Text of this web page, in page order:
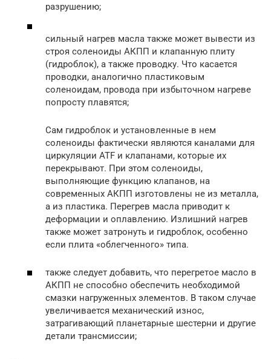
разрушению;
сильный нагрев масла также может вывести из
строя соленоиды АКПП и клапанную плиту
(гидроблок), а также проводку. Что касается
проводки, аналогично пластиковым
соленоидам, провода при избыточном нагреве
попросту плавятся;
Сам гидроблок и установленные в нем
соленоиды фактически являются каналами для
циркуляции ATF и клапанами, которые их
перекрывают. При этом соленоиды,
выполняющие функцию клапанов, на
современных АКПП изготовлены не из металла,
а из пластика. Перегрев масла приводит к
деформации и оплавлению. Излишний нагрев
также может затронуть и гидроблок, особенно
если плита «облегченного» типа.
также следует добавить, что перегретое масло в
АКПП не способно обеспечить необходимой
смазки нагруженных элементов. В таком случае
увеличивается механический износ,
затрагивающий планетарные шестерни и другие
детали трансмиссии;